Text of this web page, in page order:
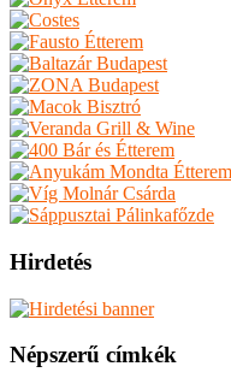
Hirdetés
Népszerű címkék